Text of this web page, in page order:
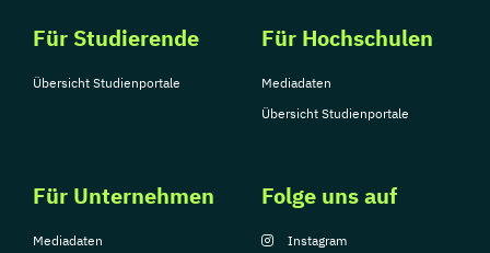
Für Studierende
Übersicht Studienportale
Für Hochschulen
Mediadaten
Übersicht Studienportale
Für Unternehmen
Mediadaten
Folge uns auf
Instagram